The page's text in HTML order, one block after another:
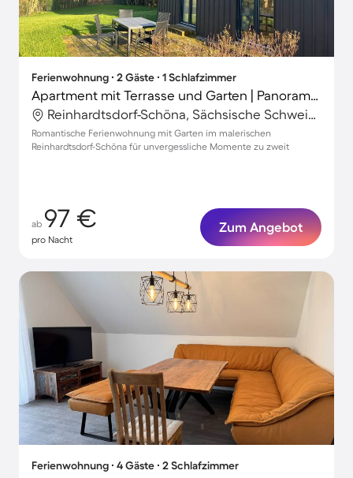
Ferienwohnung ∙ 2 Gäste ∙ 1 Schlafzimmer
Apartment mit Terrasse und Garten | Panoramablick
Reinhardtsdorf-Schöna, Sächsische Schweiz-Osterzgebirge, Deutschland
Romantische Ferienwohnung mit Garten im malerischen
Reinhardtsdorf-Schöna für unvergessliche Momente zu zweit
ab 97 €
pro Nacht
Zum Angebot
Ferienwohnung ∙ 4 Gäste ∙ 2 Schlafzimmer